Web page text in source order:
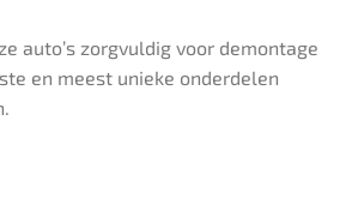
auto’s zorgvuldig voor demontage
en meest unieke onderdelen